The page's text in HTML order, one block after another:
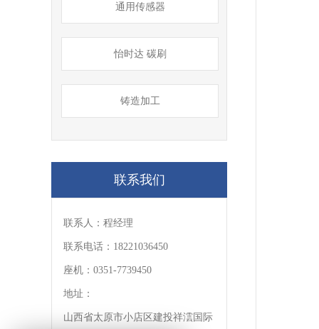
通用传感器
怡时达 碳刷
铸造加工
联系我们
联系人：程经理
联系电话：18221036450
座机：0351-7739450
地址：
山西省太原市小店区建投祥澐国际